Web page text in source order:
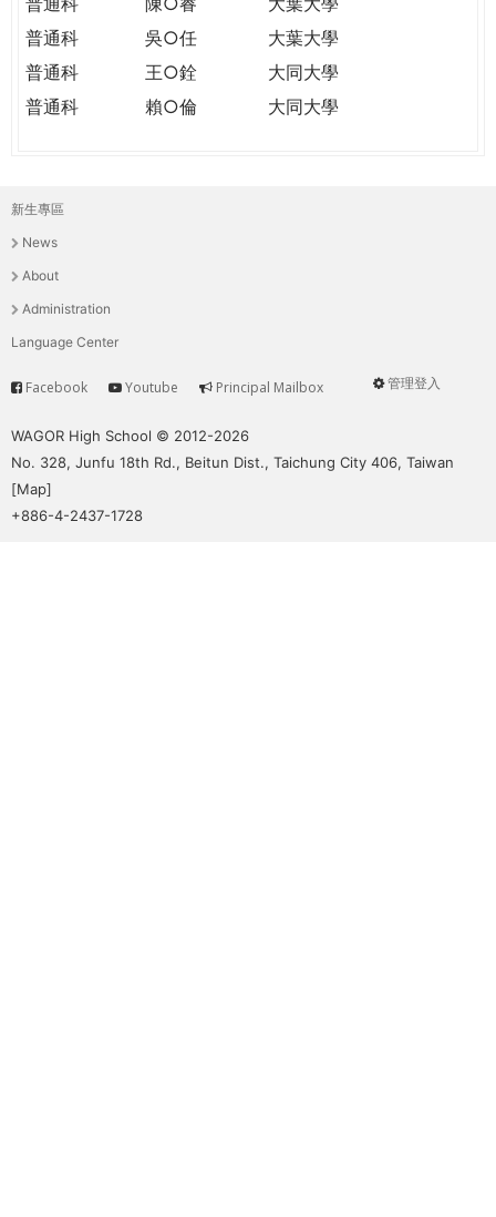
普通科
吳○任
大葉大學
普通科
王○銓
大同大學
普通科
賴○倫 大同大學
主
選
單
新生專區
News
About
Administration
Language Center
User
管理登入
Service
Facebook Youtube Principal Mailbox
WAGOR High School © 2012-2026
No. 328, Junfu 18th Rd., Beitun Dist., Taichung City 406, Taiwan
[Map]
+886-4-2437-1728